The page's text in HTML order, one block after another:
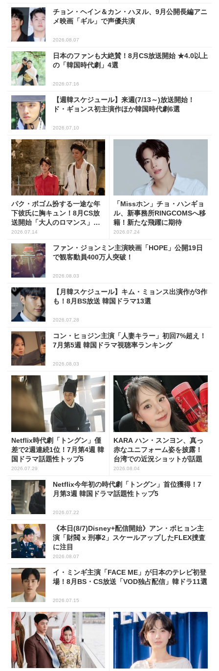
チョン・ヘイン＆カン・ハヌル、9月公開長編アニ
メ映画「ギル」で声優共演
2026.08.07
日本のファンも大絶賛！8月CS放送開始 ★4.0以上
の「韓国時代劇」4選
2026.07.16
【週韓スケジュール】来週(7/13～)放送開始！
ド・ギョンス初主演作ほか韓国時代劇6選
2026.07.10
パク・ボゴム扮する一途な年
下彼氏に胸キュン！8月CS放
送開始「大人のロマンス」韓
ドラ6選
2026.07.14
「Missホン」チョ・ハンギョ
ル、新事務所RINGCOMSへ移
籍！新たな飛躍に期待
2026.07.24
ファン・ジョンミン主演映画「HOPE」公開19日
で観客動員400万人突破！
2026.08.03
【月韓スケジュール】キム・ミョンス出演作が3作
も！8月BS放送 韓国ドラマ13選
2026.07.28
コン・ヒョジン主演「人妻キラー」初回7%超え！
7月第5週 韓国ドラマ視聴率ランキング
2026.08.03
Netflix時代劇「トングン」僅
差で2週連続1位！7月第4週 韓
国ドラマ話題性トップ5
2026.07.29
KARA ハン・スンヨン、真っ
赤なユニフォーム姿を披露！
台湾での近況ショットが話題
2026.08.04
Netflix今年初の時代劇「トングン」首位獲得！7
月第3週 韓国ドラマ話題性トップ5
2026.07.22
《本日(8/7)Disney+配信開始》アン・ボヒョン主
演「財閥 x 刑事2」スケールアップしたFLEX捜査
に注目
2026.08.07
イ・ミンギ主演「FACE ME」が日本のテレビ初登
場！8月BS・CS放送「VOD独占配信」韓ドラ11選
2026.07.15